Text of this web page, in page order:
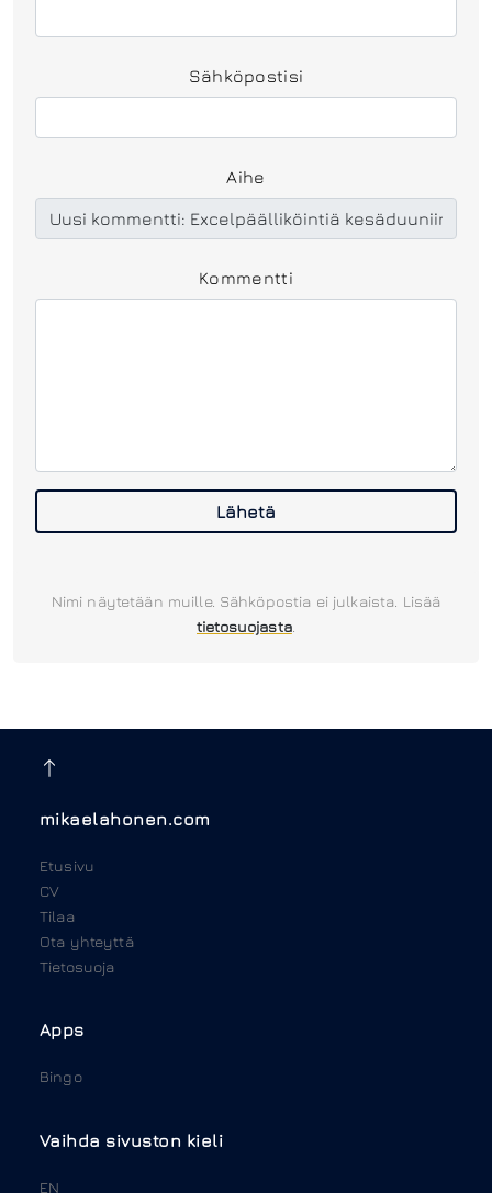
Sähköpostisi
Aihe
Kommentti
Lähetä
Nimi näytetään muille. Sähköpostia ei julkaista. Lisää
tietosuojasta.
mikaelahonen.com
Etusivu
CV
Tilaa
Ota yhteyttä
Tietosuoja
Apps
Bingo
Vaihda sivuston kieli
EN